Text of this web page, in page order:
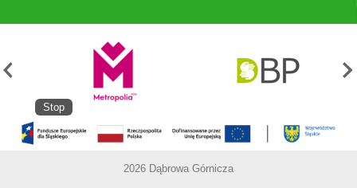
Stop
2026 Dąbrowa Górnicza